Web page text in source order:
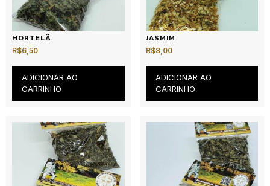
HORTELÃ
R$6,50
ADICIONAR AO
CARRINHO
JASMIM
R$8,00
ADICIONAR AO
CARRINHO